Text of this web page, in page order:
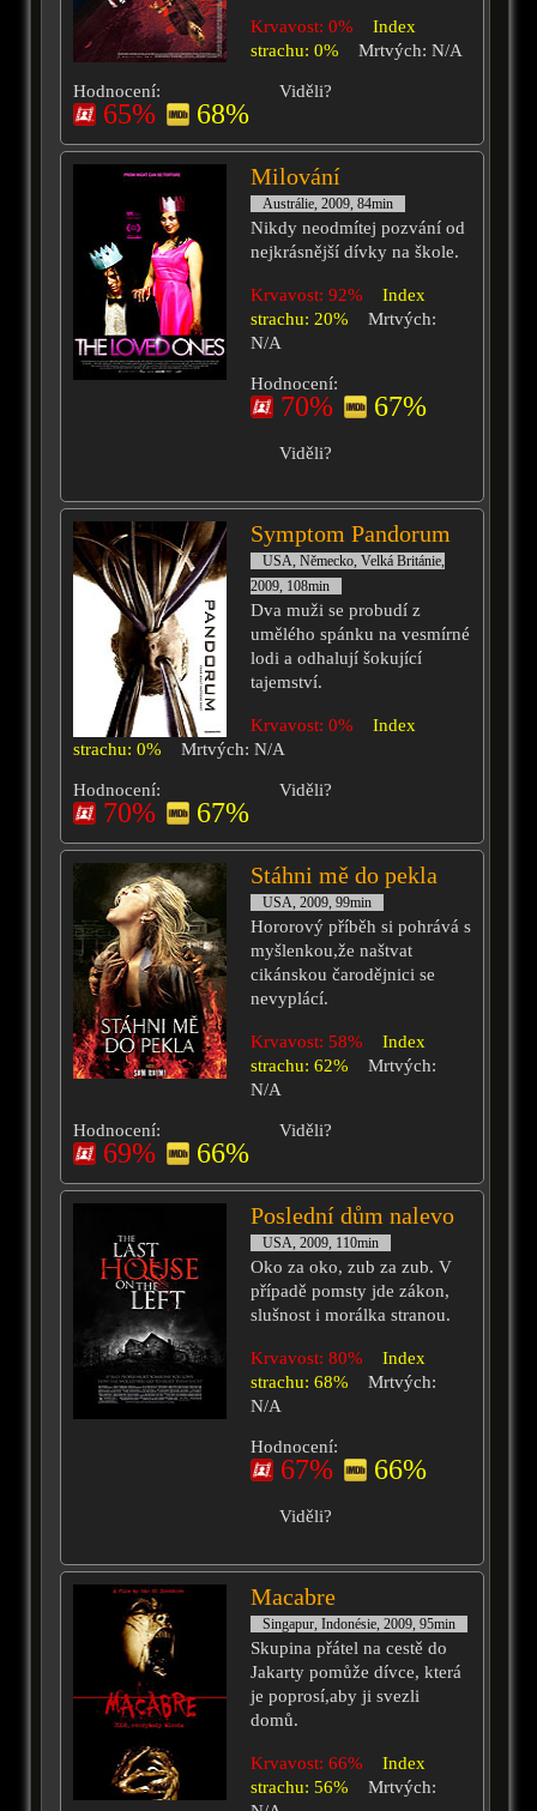
Krvavost: 0%
Index
strachu: 0%
Mrtvých: N/A
Hodnocení:
65% 68%
Viděli?
Milování
Austrálie, 2009, 84min
Nikdy neodmítej pozvání od
nejkrásnější dívky na škole.
Krvavost: 92%
Index
strachu: 20%
Mrtvých:
N/A
Hodnocení:
70% 67%
Viděli?
Symptom Pandorum
USA, Německo, Velká Británie,
2009, 108min
Dva muži se probudí z
umělého spánku na vesmírné
lodi a odhalují šokující
tajemství.
Krvavost: 0%
Index
strachu: 0%
Mrtvých: N/A
Hodnocení:
70% 67%
Viděli?
Stáhni mě do pekla
USA, 2009, 99min
Hororový příběh si pohrává s
myšlenkou,že naštvat
cikánskou čarodějnici se
nevyplácí.
Krvavost: 58%
Index
strachu: 62%
Mrtvých:
N/A
Hodnocení:
69% 66%
Viděli?
Poslední dům nalevo
USA, 2009, 110min
Oko za oko, zub za zub. V
případě pomsty jde zákon,
slušnost i morálka stranou.
Krvavost: 80%
Index
strachu: 68%
Mrtvých:
N/A
Hodnocení:
67% 66%
Viděli?
Macabre
Singapur, Indonésie, 2009, 95min
Skupina přátel na cestě do
Jakarty pomůže dívce, která
je poprosí,aby ji svezli
domů.
Krvavost: 66%
Index
strachu: 56%
Mrtvých: